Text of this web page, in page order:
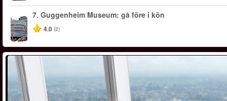
7. Guggenheim Museum: gå före i kön
4.0 (2)